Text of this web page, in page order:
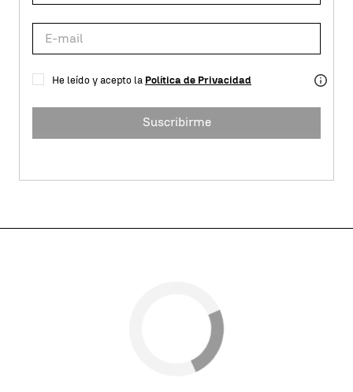
He leído y acepto la Política de Privacidad
Suscribirme